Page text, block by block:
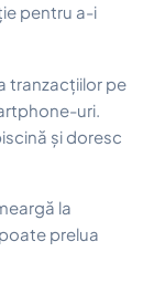
pentru a-i
tranzacțiilor pe
uri.
și doresc
la
prelua